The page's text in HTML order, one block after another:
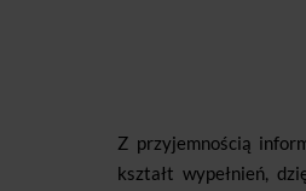
Z przyjemnością
kształt wypełnień,